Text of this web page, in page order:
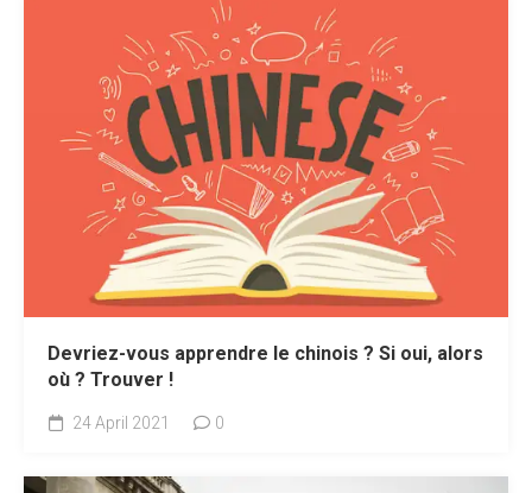
Devriez-vous apprendre le chinois ? Si oui, alors
où ? Trouver !
24 April 2021 0